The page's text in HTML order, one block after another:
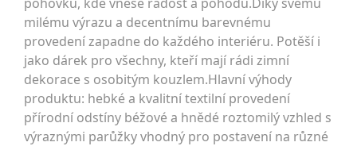
milému výrazu a decentnímu barevnému
provedení zapadne do každého interiéru. Potěší i
jako dárek pro všechny, kteří mají rádi zimní
dekorace s osobitým kouzlem.Hlavní výhody
produktu: hebké a kvalitní textilní provedení
přírodní odstíny béžové a hnědé roztomilý vzhled s
výraznými parůžky vhodný pro postavení na různé